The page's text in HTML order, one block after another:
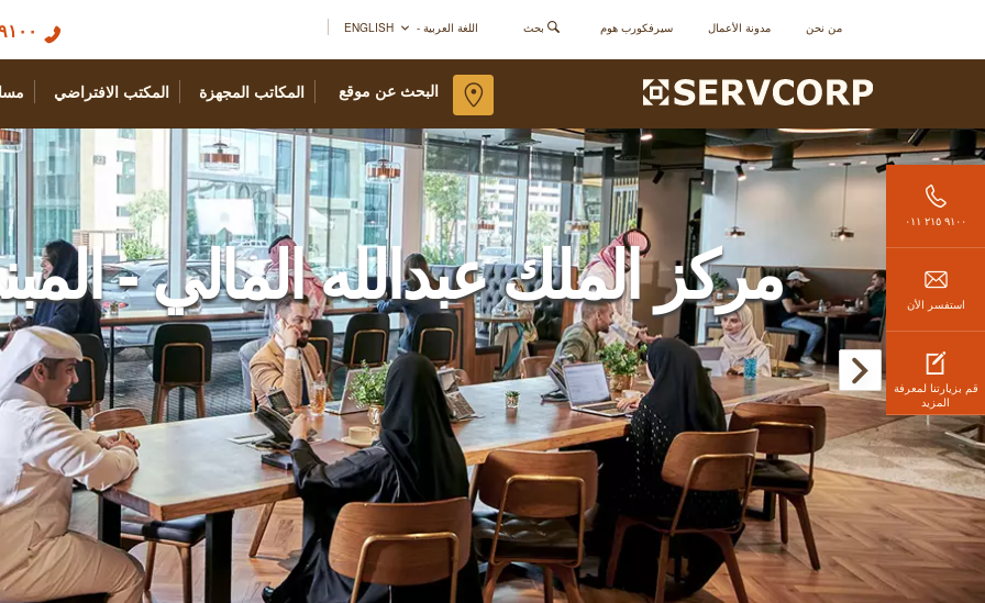
من نحن مدونة الأعمال سيرفكورب هوم بحث اللغة العربية - ENGLISH ٩١٠٠ ٢١٥
المكاتب المجهزة المكتب الافتراضي البحث عن موقع
٩١٠٠ ٢١٥ ٠١١
استفسر الأن
قم بزيارتنا لمعرفة
المزيد
مركز الملك عبدالله المالي -